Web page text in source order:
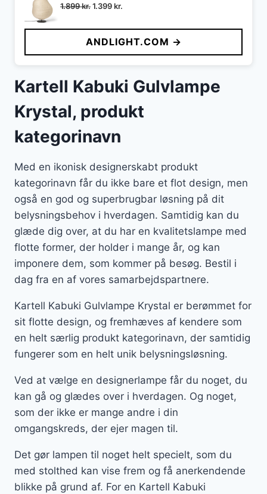
1.899kr.Den
pris
var:
1.899 kr..
1.399kr.
pris
er:
1.399 kr..
ANDLIGHT.COM →
Kartell Kabuki Gulvlampe
Krystal, produkt
kategorinavn
Med en ikonisk designerskabt produkt
kategorinavn får du ikke bare et flot design, men
også en god og superbrugbar løsning på dit
belysningsbehov i hverdagen. Samtidig kan du
glæde dig over, at du har en kvalitetslampe med
flotte former, der holder i mange år, og kan
imponere dem, som kommer på besøg. Bestil i
dag fra en af vores samarbejdspartnere.
Kartell Kabuki Gulvlampe Krystal er berømmet for
sit flotte design, og fremhæves af kendere som
en helt særlig produkt kategorinavn, der samtidig
fungerer som en helt unik belysningsløsning.
Ved at vælge en designerlampe får du noget, du
kan gå og glædes over i hverdagen. Og noget,
som der ikke er mange andre i din
omgangskreds, der ejer magen til.
Det gør lampen til noget helt specielt, som du
med stolthed kan vise frem og få anerkendende
blikke på grund af. For en Kartell Kabuki